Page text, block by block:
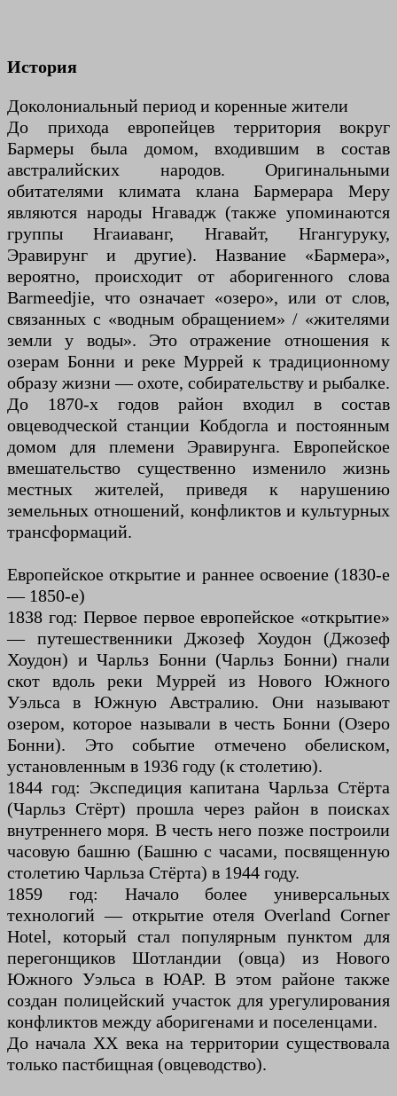
История
Доколониальный период и коренные жители
До прихода европейцев территория вокруг
Бармеры была домом, входившим в состав
австралийских народов. Оригинальными
обитателями климата клана Бармерара Меру
являются народы Нгавадж (также упоминаются
группы Нгаиаванг, Нгавайт, Нгангуруку,
Эравирунг и другие). Название «Бармера»,
вероятно, происходит от аборигенного слова
Barmeedjie, что означает «озеро», или от слов,
связанных с «водным обращением» / «жителями
земли у воды». Это отражение отношения к
озерам Бонни и реке Муррей к традиционному
образу жизни — охоте, собирательству и рыбалке.
До 1870-х годов район входил в состав
овцеводческой станции Кобдогла и постоянным
домом для племени Эравирунга. Европейское
вмешательство существенно изменило жизнь
местных жителей, приведя к нарушению
земельных отношений, конфликтов и культурных
трансформаций.
Европейское открытие и раннее освоение (1830-е
— 1850-е)
1838 год: Первое первое европейское «открытие»
— путешественники Джозеф Хоудон (Джозеф
Хоудон) и Чарльз Бонни (Чарльз Бонни) гнали
скот вдоль реки Муррей из Нового Южного
Уэльса в Южную Австралию. Они называют
озером, которое называли в честь Бонни (Озеро
Бонни). Это событие отмечено обелиском,
установленным в 1936 году (к столетию).
1844 год: Экспедиция капитана Чарльза Стёрта
(Чарльз Стёрт) прошла через район в поисках
внутреннего моря. В честь него позже построили
часовую башню (Башню с часами, посвященную
столетию Чарльза Стёрта) в 1944 году.
1859 год: Начало более универсальных
технологий — открытие отеля Overland Corner
Hotel, который стал популярным пунктом для
перегонщиков Шотландии (овца) из Нового
Южного Уэльса в ЮАР. В этом районе также
создан полицейский участок для урегулирования
конфликтов между аборигенами и поселенцами.
До начала XX века на территории существовала
только пастбищная (овцеводство).